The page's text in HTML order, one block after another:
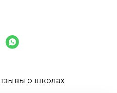
о школах